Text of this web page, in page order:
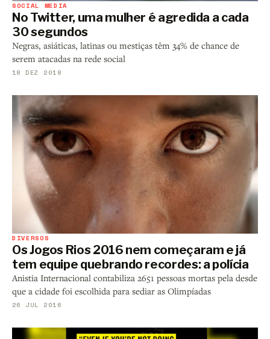
SOCIAL MEDIA
No Twitter, uma mulher é agredida a cada
30 segundos
Negras, asiáticas, latinas ou mestiças têm 34% de chance de
serem atacadas na rede social
18 DEZ 2018
DIVERSOS
Os Jogos Rios 2016 nem começaram e já
tem equipe quebrando recordes: a polícia
Anistia Internacional contabiliza 2651 pessoas mortas pela desde
que a cidade foi escolhida para sediar as Olimpíadas
26 JUL 2016